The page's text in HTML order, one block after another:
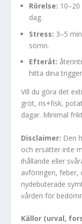
Rörelse:
dag.
Stress: 3–5
sömn.
Efteråt:
hitta dina
Vill du göra det
gröt, ris+fisk,
dagar. Minimal
Disclaimer: Den
och ersätter inte
ihållande eller
avföringen, feber,
nydebuterade
vården för
Källor (urval,